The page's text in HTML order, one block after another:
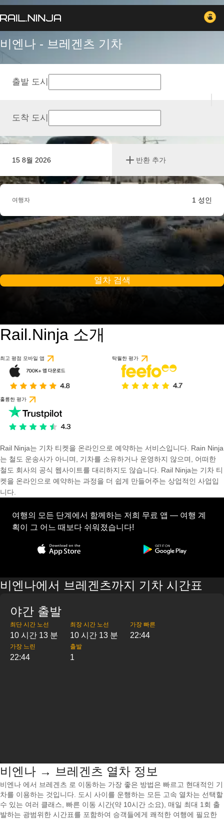
비엔나 - 브레겐츠 기차
15 8월 2026 반환 추가
출발 도시
도착 도시
여행자 1 성인
열차 검색
Rail.Ninja 소개
최고 평점 모바일 앱 탁월한 평가
훌륭한 평가
Rail Ninja는 기차 티켓을 온라인으로 예약하는 서비스입니다. Rain Ninja
는 철도 운송사가 아니며, 기차를 소유하거나 운영하지 않으며, 어떠한
철도 회사의 공식 웹사이트를 대리하지도 않습니다. Rail Ninja는 기차 티
켓을 온라인으로 예약하는 과정을 더 쉽게 만들어주는 상업적인 사업입
니다.
여행의 모든 단계에서 함께하는 저희 무료 앱 — 여행 계
획이 그 어느 때보다 쉬워졌습니다!
비엔나에서 브레겐츠까지 기차 시간표
야간 출발
최단 시간 노선
10 시간 13 분
최장 시간 노선
10 시간 13 분
가장 빠른
22:44
가장 느린
22:44
출발
1
비엔나 → 브레겐츠 열차 정보
비엔나 에서 브레겐츠 로 이동하는 가장 좋은 방법은 빠르고 현대적인 기
차를 이용하는 것입니다. 도시 사이를 운행하는 모든 고속 열차는 선택할
수 있는 여러 클래스, 빠른 이동 시간(약 10시간 소요), 매일 최대 1회 출
발하는 광범위한 시간표를 포함하여 승객들에게 쾌적한 여행에 필요한